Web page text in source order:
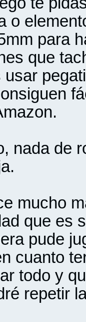
o
para
que
usar
nada de
mucho
que es
pude
cuanto
todo y
repetir